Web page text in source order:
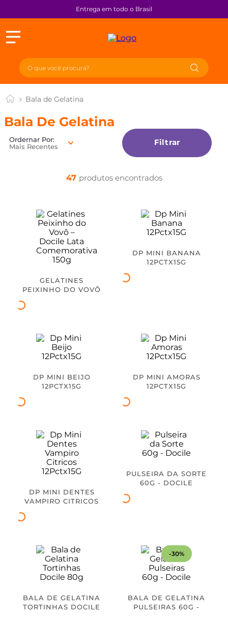
Entrega em todo o Brasil
Bala de Gelatina
Bala De Gelatina
Mais Recentes Filtrar
47
GELATINES
PEIXINHO DO VOVÔ
DP MINI BANANA
12PCTX15G
DP MINI BEIJO
12PCTX15G
DP MINI AMORAS
12PCTX15G
DP MINI DENTES
VAMPIRO CITRICOS
PULSEIRA DA SORTE
60G - DOCILE
BALA DE GELATINA
TORTINHAS DOCILE
30%
BALA DE GELATINA
PULSEIRAS 60G -